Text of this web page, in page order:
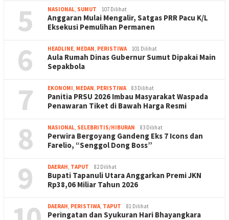
5 NASIONAL, SUMUT 107 Dilihat
Anggaran Mulai Mengalir, Satgas PRR Pacu K/L
Eksekusi Pemulihan Permanen
6 HEADLINE, MEDAN, PERISTIWA 101 Dilihat
Aula Rumah Dinas Gubernur Sumut Dipakai Main
Sepakbola
7 EKONOMI, MEDAN, PERISTIWA 83 Dilihat
Panitia PRSU 2026 Imbau Masyarakat Waspada
Penawaran Tiket di Bawah Harga Resmi
8 NASIONAL, SELEBRITIS/HIBURAN 83 Dilihat
Perwira Bergoyang Gandeng Eks 7 Icons dan
Farelio, “Senggol Dong Boss”
9 DAERAH, TAPUT 82 Dilihat
Bupati Tapanuli Utara Anggarkan Premi JKN
Rp38,06 Miliar Tahun 2026
DAERAH, PERISTIWA, TAPUT 81 Dilihat
Peringatan dan Syukuran Hari Bhayangkara